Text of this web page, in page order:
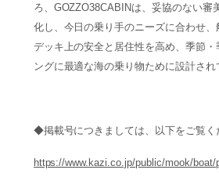
ろ、GOZZO38CABINは、妥協のない審
化し、今日の乗り手のニーズに合わせ、
デッキ上の安全と居住性を高め、季節
ングに最適な海の乗り物ために設計され
◆掲載号につきましては、以下をご覧く
https://www.kazi.co.jp/public/mook/boat/